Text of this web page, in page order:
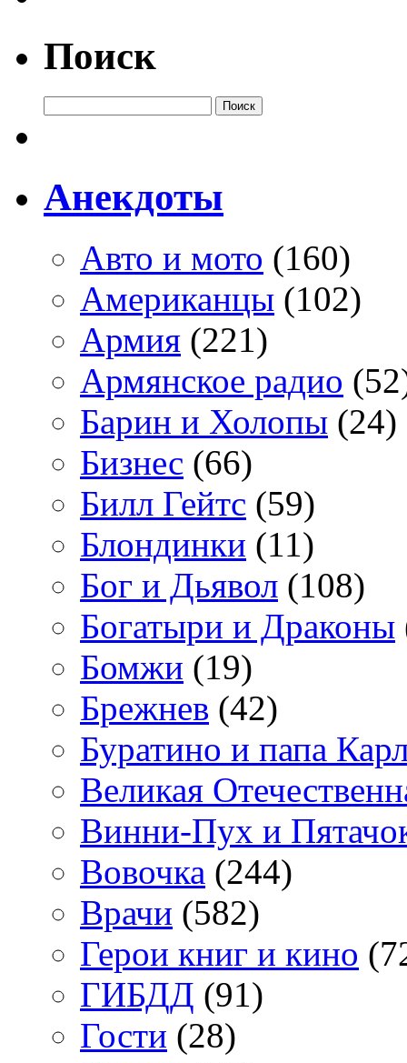
Поиск
Анекдоты
Авто и мото (160)
Американцы (102)
Армия (221)
Армянское радио
Барин и Холопы (24)
Бизнес (66)
Билл Гейтс (59)
Блондинки (11)
Бог и Дьявол (108)
Богатыри и Драконы
Бомжи (19)
Брежнев (42)
Буратино и папа
Великая
Винни-Пух и
Вовочка (244)
Врачи (582)
Герои книг и кино
ГИБДД (91)
Гости (28)